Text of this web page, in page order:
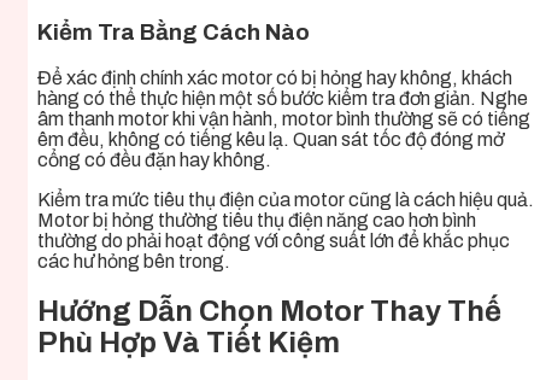
Kiểm Tra Bằng Cách Nào
Để xác định chính xác motor có bị hỏng hay không, khách
hàng có thể thực hiện một số bước kiểm tra đơn giản. Nghe
âm thanh motor khi vận hành, motor bình thường sẽ có tiếng
êm đều, không có tiếng kêu lạ. Quan sát tốc độ đóng mở
cổng có đều đặn hay không.
Kiểm tra mức tiêu thụ điện của motor cũng là cách hiệu quả.
Motor bị hỏng thường tiêu thụ điện năng cao hơn bình
thường do phải hoạt động với công suất lớn để khắc phục
các hư hỏng bên trong.
Hướng Dẫn Chọn Motor Thay Thế
Phù Hợp Và Tiết Kiệm